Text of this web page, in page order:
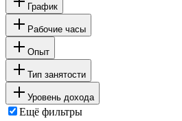
График
Рабочие часы
Опыт
Тип занятости
Уровень дохода
Ещё фильтры